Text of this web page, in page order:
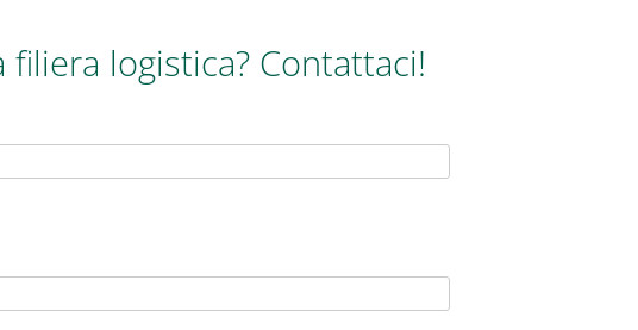
logistica? Contattaci!